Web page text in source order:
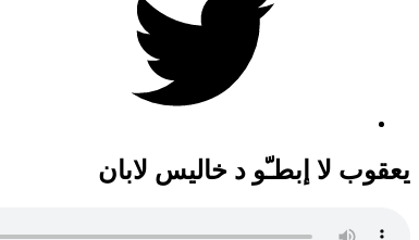
يعقوب لا إبطـّو د خاليس لابان